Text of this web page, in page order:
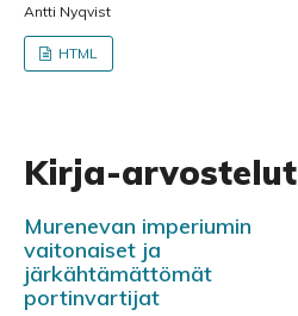
Antti Nyqvist
HTML
Kirja-arvostelut
Murenevan imperiumin
vaitonaiset ja
järkähtämättömät
portinvartijat